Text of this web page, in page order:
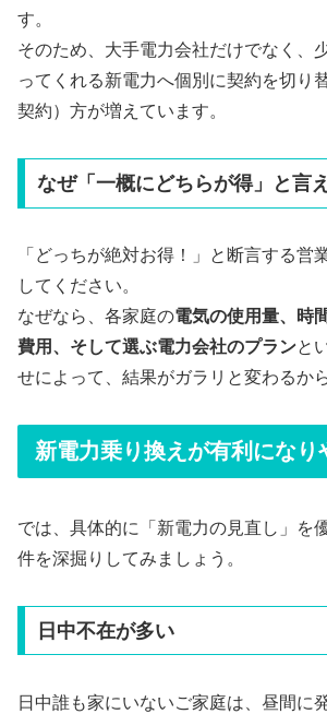
す。
そのため、大手電力会社だけでなく、
ってくれる新電力へ個別に契約を切り
契約）方が増えています。
なぜ「一概にどちらが得」と言
「どっちが絶対お得！」と断言する営
してください。
なぜなら、各家庭の電気の使用量、時
費用、そして選ぶ電力会社のプランと
せによって、結果がガラリと変わるか
新電力乗り換えが有利になり
では、具体的に「新電力の見直し」を
件を深掘りしてみましょう。
日中不在が多い
日中誰も家にいないご家庭は、昼間に